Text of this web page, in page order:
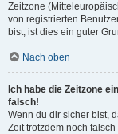
Zeitzone
von registrierten
bist, ist dies ein guter
Nach oben
Ich habe die Zeitzone
falsch!
Wenn du dir sicher bist,
Zeit trotzdem noch